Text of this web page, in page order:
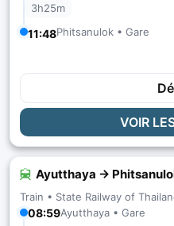
3h25m
11:48Phitsanulok • Gare
VOIR
Ayutthaya →
Train • State Railway of
08:59Ayutthaya • Gare